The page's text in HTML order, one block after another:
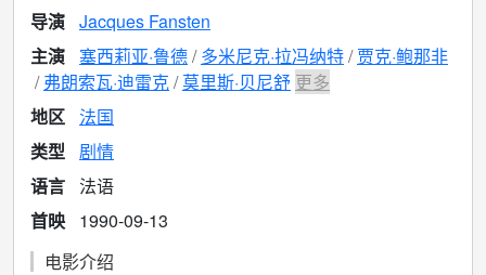
导演 Jacques Fansten
主演
塞西莉亚·鲁德 多米尼克·拉冯纳特 贾克·鲍那非
弗朗索瓦·迪雷克 莫里斯·贝尼舒 更多
地区 法国
类型 剧情
语言
法语
首映
1990-09-13
电影介绍